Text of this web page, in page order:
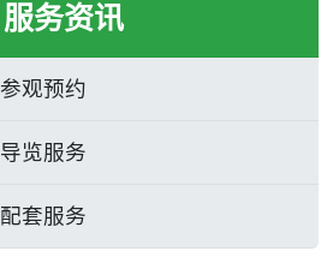
服务资讯
参观预约
导览服务
配套服务